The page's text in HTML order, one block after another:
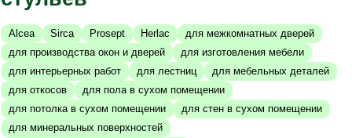
Alcea Sirca Prosept Herlac
для межкомнатных дверей
для производства окон и дверей
для изготовления мебели
для интерьерных работ
для лестниц
для мебельных деталей
для откосов
для пола в сухом помещении
для потолка в сухом помещении
для стен в сухом помещении
для минеральных поверхностей